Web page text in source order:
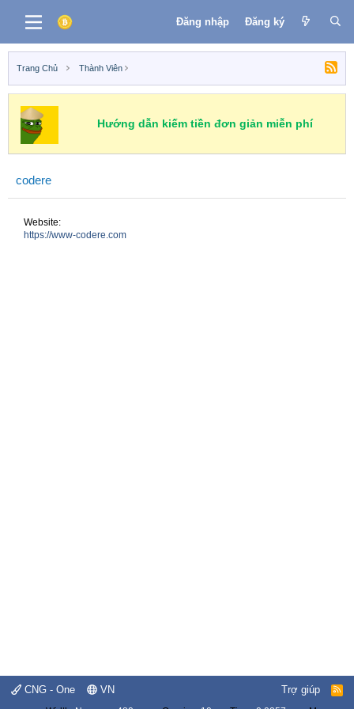
Đăng nhập Đăng ký
Trang Chủ Thành Viên
Hướng dẫn kiếm tiền đơn giản miễn phí
codere
Website
https://www-codere.com
CNG - One VN Trợ giúp
R